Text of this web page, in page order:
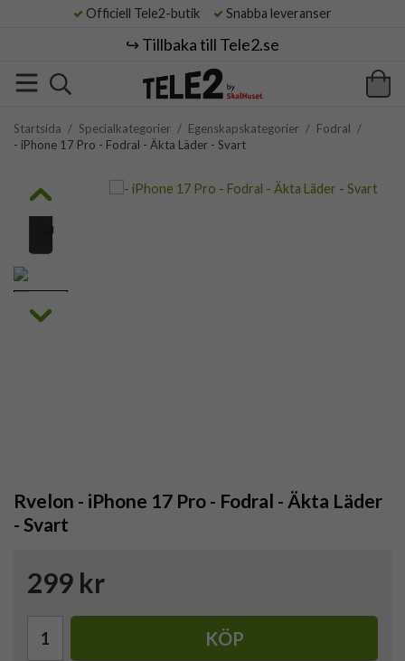
Officiell Tele2-butik Snabba leveranser
↪️ Tillbaka till Tele2.se
Startsida / Specialkategorier / Egenskapskategorier / Fodral /
- iPhone 17 Pro - Fodral - Äkta Läder - Svart
Rvelon - iPhone 17 Pro - Fodral - Äkta Läder
- Svart
299 kr
KÖP